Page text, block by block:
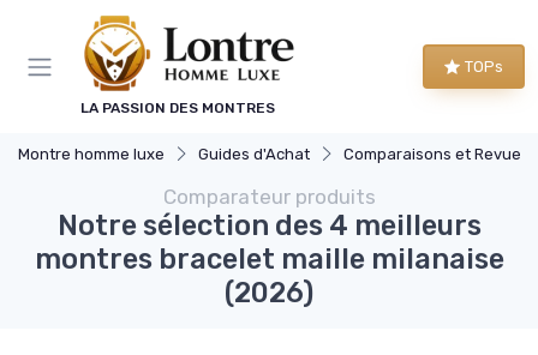
LA PASSION DES MONTRES
TOPs
Montre homme luxe Guides d'Achat Comparaisons et Revues
Comparateur produits
Notre sélection des 4 meilleurs
montres bracelet maille milanaise
(2026)
Panneau de gestion des cookies